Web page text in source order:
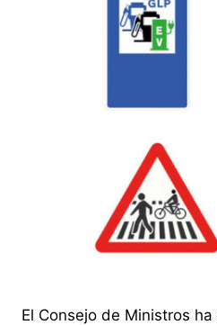
El Consejo de Ministros